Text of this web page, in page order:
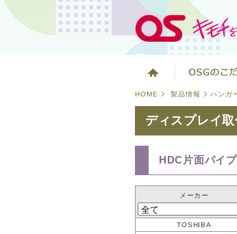
HOME 製品情報 ハンガ
ディスプレイ
HDC片面パイ
メーカー
TOSHIBA